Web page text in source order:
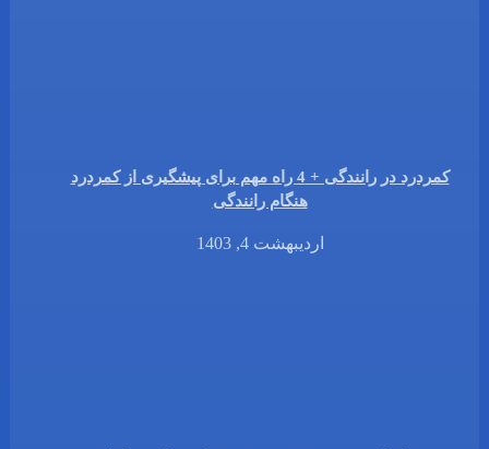
کمردرد در رانندگی + 4 راه مهم برای پیشگیری از کمردرد
هنگام رانندگی
اردیبهشت 4, 1403